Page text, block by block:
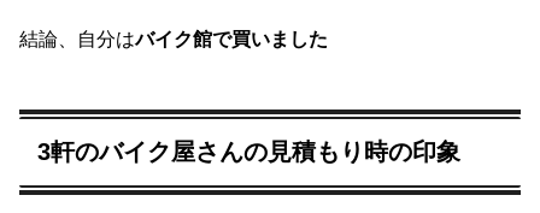
結論、自分はバイク館で買いました
3軒のバイク屋さんの見積もり時の印象